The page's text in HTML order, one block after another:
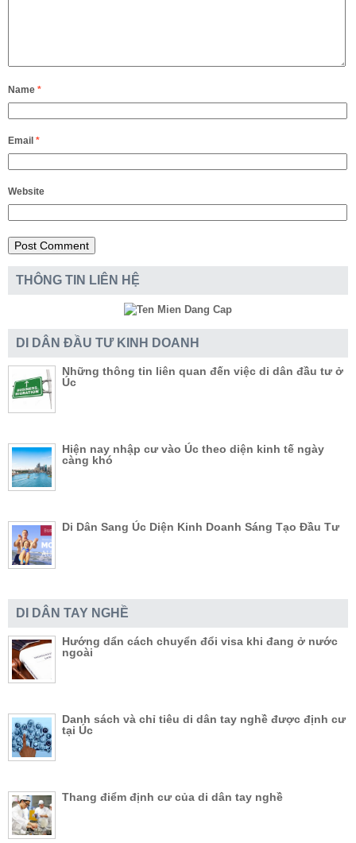
Name *
Email *
Website
THÔNG TIN LIÊN HỆ
DI DÂN ĐẦU TƯ KINH DOANH
Những thông tin liên quan đến việc di dân đầu tư ở
Úc
Hiện nay nhập cư vào Úc theo diện kinh tế ngày
càng khó
Di Dân Sang Úc Diện Kinh Doanh Sáng Tạo Đầu Tư
DI DÂN TAY NGHỀ
Hướng dẩn cách chuyển đổi visa khi đang ở nước
ngoài
Danh sách và chỉ tiêu di dân tay nghề được định cư
tại Úc
Thang điểm định cư của di dân tay nghề